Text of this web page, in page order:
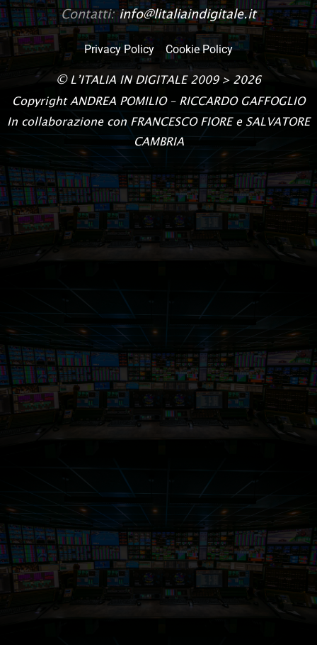
Contatti:info@litaliaindigitale.it
Privacy Policy Cookie Policy
© L’ITALIA IN DIGITALE2009 > 2026
Copyright ANDREA POMILIO – RICCARDO GAFFOGLIO
In collaborazione con FRANCESCO FIORE e SALVATORE
CAMBRIA